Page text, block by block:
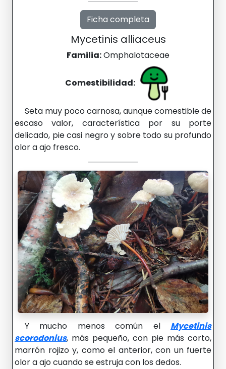
Ficha completa
Mycetinis alliaceus
Familia:Omphalotaceae
Comestibilidad:
Seta muy poco carnosa, aunque comestible de
escaso valor, característica por su porte
delicado, pie casi negro y sobre todo su profundo
olor a ajo fresco.
Y mucho menos común el Mycetinis
scorodonius, más pequeño, con pie más corto,
marrón rojizo y, como el anterior, con un fuerte
olor a ajo cuando se estruja con los dedos.